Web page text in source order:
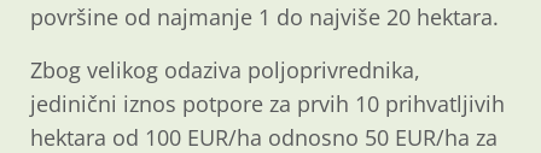
površine od najmanje 1 do najviše 20 hektara.
Zbog velikog odaziva poljoprivrednika,
jedinični iznos potpore za prvih 10 prihvatljivih
hektara od 100 EUR/ha odnosno 50 EUR/ha za